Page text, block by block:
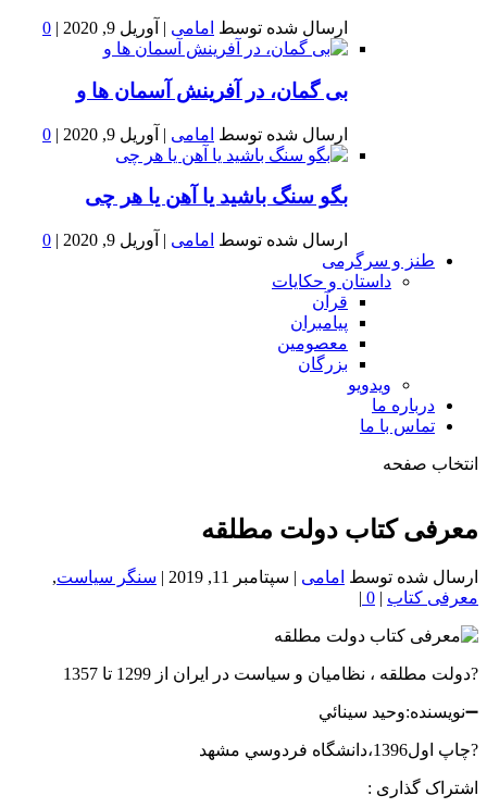
ارسال شده توسط امامی | آوریل 9, 2020 |
0
بى گمان، در آفرينش آسمان ها و
ارسال شده توسط امامی | آوریل 9, 2020 |
0
بگو سنگ باشید یا آهن یا هر چی
ارسال شده توسط امامی | آوریل 9, 2020 |
0
طنز و سرگرمی
داستان و حکایات
قرآن
پیامبران
معصومین
بزرگان
ویدویو
درباره ما
تماس با ما
انتخاب صفحه
خون
شمال
معرفی کتاب دولت مطلقه
ارسال شده توسط امامی | سپتامبر 11, 2019 | سنگر سیاست,
معرفی کتاب |
0
|
?دولت مطلقه ، نظاميان و سياست در ايران از 1299 تا 1357
➖نویسنده:وحيد سينائي
?چاپ اول1396،دانشگاه فردوسي مشهد
اشتراک گذاری :